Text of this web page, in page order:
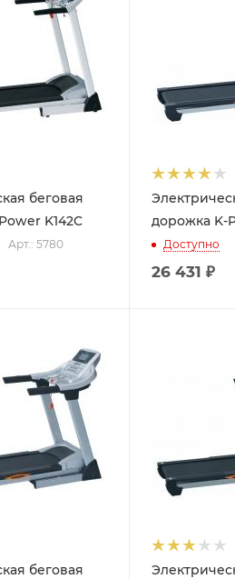
беговая
K142C
Арт.: 5780
дорожка K-
Доступно
26 431 ₽
беговая